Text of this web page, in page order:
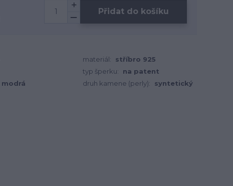
Přidat do košíku
materiál:
stříbro 925
typ šperku:
na patent
modrá druh kamene (perly): syntetický